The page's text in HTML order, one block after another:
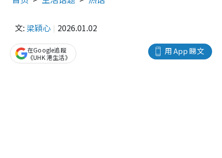
文: 梁穎心 2026.01.02
用 App 睇文
在Google追蹤
《UHK 港生活》